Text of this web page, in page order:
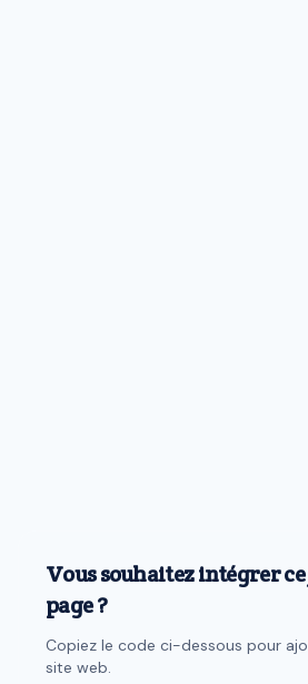
Vous souhaitez intégrer
page ?
Copiez le code ci-dessous pour
site web.